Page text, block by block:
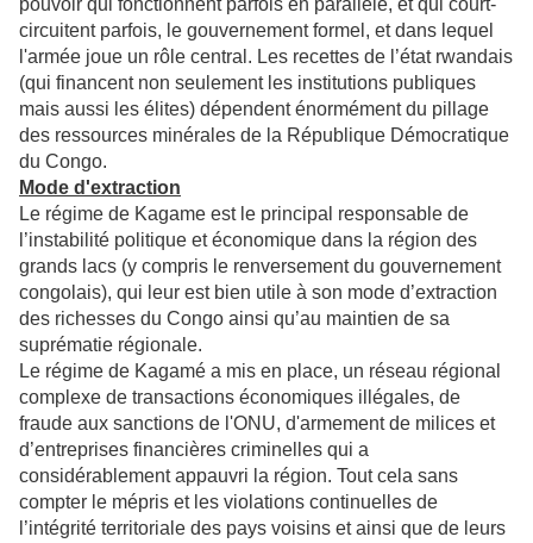
pouvoir qui fonctionnent parfois en parallèle, et qui court-
circuitent parfois, le gouvernement formel, et dans lequel
l'armée joue un rôle central. Les recettes de l’état rwandais
(qui financent non seulement les institutions publiques
mais aussi les élites) dépendent énormément du pillage
des ressources minérales de la République Démocratique
du Congo.
Mode d'extraction
Le régime de Kagame est le principal responsable de
l’instabilité politique et économique dans la région des
grands lacs (y compris le renversement du gouvernement
congolais), qui leur est bien utile à son mode d’extraction
des richesses du Congo ainsi qu’au maintien de sa
suprématie régionale.
Le régime de Kagamé a mis en place, un réseau régional
complexe de transactions économiques illégales, de
fraude aux sanctions de l'ONU, d'armement de milices et
d’entreprises financières criminelles qui a
considérablement appauvri la région. Tout cela sans
compter le mépris et les violations continuelles de
l’intégrité territoriale des pays voisins et ainsi que de leurs